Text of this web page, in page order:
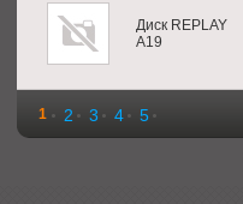
Диск REPLAY
A19
1 2 3 4 5